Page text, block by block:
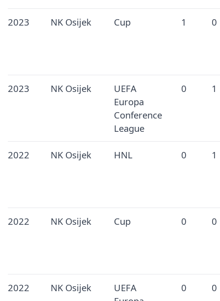
2023 NK Osijek Cup 1 0
2023 NK Osijek
UEFA
Europa
Conference
League
0 1
2022 NK Osijek HNL 0 1
2022 NK Osijek Cup 0 0
2022 NK Osijek
UEFA
0 0